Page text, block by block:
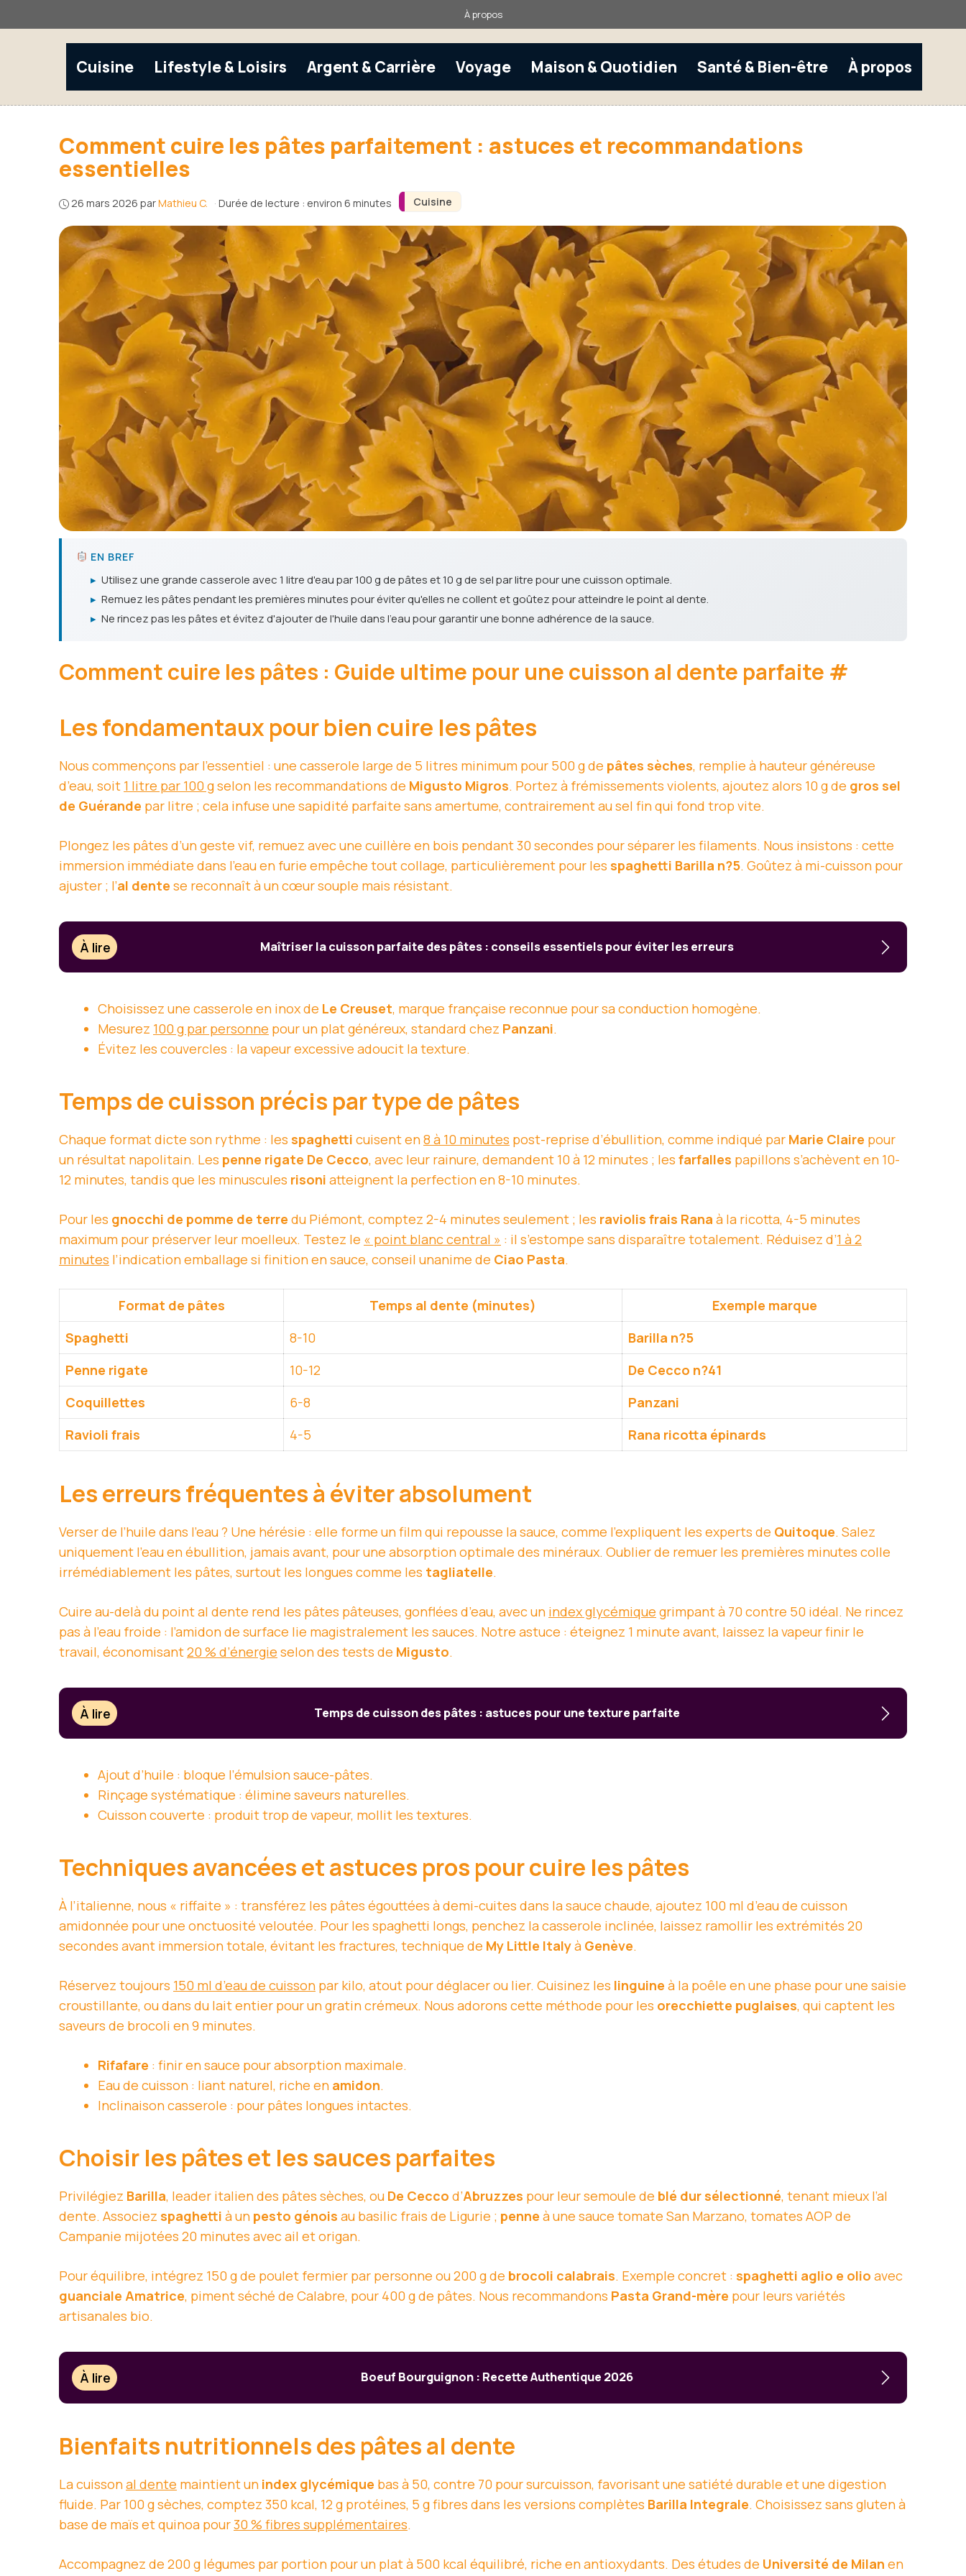
au
À propos
Cuisine Lifestyle & Loisirs Argent & Carrière Voyage Maison & Quotidien Santé & Bien-être À propos
Cuisine
Comment cuire les pâtes parfaitement : astuces et recommandations
essentielles
26 mars 2026 parMathieu C. · Durée de lecture : environ 6 minutes
EN BREF
▸ Utilisez une grande casserole avec 1 litre d'eau par 100 g de pâtes et 10 g de sel par litre pour une cuisson optimale.
▸ Remuez les pâtes pendant les premières minutes pour éviter qu'elles ne collent et goûtez pour atteindre le point al dente.
▸ Ne rincez pas les pâtes et évitez d'ajouter de l'huile dans l'eau pour garantir une bonne adhérence de la sauce.
Comment cuire les pâtes : Guide ultime pour une cuisson al dente parfaite #
Les fondamentaux pour bien cuire les pâtes
Nous commençons par l’essentiel : une casserole large de 5 litres minimum pour 500 g de pâtes sèches, remplie à hauteur généreuse
d’eau, soit 1 litre par 100 gselon les recommandations de Migusto Migros. Portez à frémissements violents, ajoutez alors 10 g de gros sel
de Guérande par litre ; cela infuse une sapidité parfaite sans amertume, contrairement au sel fin qui fond trop vite.
Plongez les pâtes d’un geste vif, remuez avec une cuillère en bois pendant 30 secondes pour séparer les filaments. Nous insistons : cette
immersion immédiate dans l’eau en furie empêche tout collage, particulièrement pour les spaghetti Barilla n?5. Goûtez à mi-cuisson pour
ajuster ; l’al dente se reconnaît à un cœur souple mais résistant.
À lire Maîtriser la cuisson parfaite des pâtes : conseils essentiels pour éviter les erreurs
Choisissez une casserole en inox de Le Creuset, marque française reconnue pour sa conduction homogène.
Mesurez 100 g par personne pour un plat généreux, standard chez Panzani.
Évitez les couvercles : la vapeur excessive adoucit la texture.
Temps de cuisson précis par type de pâtes
Chaque format dicte son rythme : les spaghetti cuisent en8 à 10 minutes post-reprise d’ébullition, comme indiqué par Marie Claire pour
un résultat napolitain. Les penne rigate De Cecco, avec leur rainure, demandent 10 à 12 minutes ; les farfalles papillons s’achèvent en 10-
12 minutes, tandis que les minuscules risoni atteignent la perfection en 8-10 minutes.
Pour les gnocchi de pomme de terre du Piémont, comptez 2-4 minutes seulement ; les raviolis frais Rana à la ricotta, 4-5 minutes
maximum pour préserver leur moelleux. Testez le « point blanc central » : il s’estompe sans disparaître totalement. Réduisez d’1 à 2
minutes l’indication emballage si finition en sauce, conseil unanime de Ciao Pasta.
Format de pâtes Temps al dente (minutes)
Exemple marque
Spaghetti
8-10
Barilla n?5
Penne rigate
10-12
De Cecco n?41
Coquillettes
6-8
Panzani
Ravioli frais
4-5 Rana ricotta épinards
Les erreurs fréquentes à éviter absolument
Verser de l’huile dans l’eau ? Une hérésie : elle forme un film qui repousse la sauce, comme l’expliquent les experts de Quitoque. Salez
uniquement l’eau en ébullition, jamais avant, pour une absorption optimale des minéraux. Oublier de remuer les premières minutes colle
irrémédiablement les pâtes, surtout les longues comme les tagliatelle.
Cuire au-delà du point al dente rend les pâtes pâteuses, gonflées d’eau, avec un index glycémique grimpant à 70 contre 50 idéal. Ne rincez
pas à l’eau froide : l’amidon de surface lie magistralement les sauces. Notre astuce : éteignez 1 minute avant, laissez la vapeur finir le
travail, économisant20 % d’énergie selon des tests de Migusto.
À lire Temps de cuisson des pâtes : astuces pour une texture parfaite
Ajout d’huile : bloque l’émulsion sauce-pâtes.
Rinçage systématique : élimine saveurs naturelles.
Cuisson couverte : produit trop de vapeur, mollit les textures.
Techniques avancées et astuces pros pour cuire les pâtes
À l’italienne, nous « riffaite » : transférez les pâtes égouttées à demi-cuites dans la sauce chaude, ajoutez 100 ml d’eau de cuisson
amidonnée pour une onctuosité veloutée. Pour les spaghetti longs, penchez la casserole inclinée, laissez ramollir les extrémités 20
secondes avant immersion totale, évitant les fractures, technique de My Little Italyà Genève.
Réservez toujours 150 ml d’eau de cuisson par kilo, atout pour déglacer ou lier. Cuisinez les linguine à la poêle en une phase pour une saisie
croustillante, ou dans du lait entier pour un gratin crémeux. Nous adorons cette méthode pour les orecchiette puglaises, qui captent les
saveurs de brocoli en 9 minutes.
Rifafare : finir en sauce pour absorption maximale.
Eau de cuisson : liant naturel, riche en amidon.
Inclinaison casserole : pour pâtes longues intactes.
Choisir les pâtes et les sauces parfaites
Privilégiez Barilla, leader italien des pâtes sèches, ou De Cecco d’Abruzzes pour leur semoule de blé dur sélectionné, tenant mieux l’al
dente. Associez spaghetti à un pesto génois au basilic frais de Ligurie ; penne à une sauce tomate San Marzano, tomates AOP de
Campanie mijotées 20 minutes avec ail et origan.
Pour équilibre, intégrez 150 g de poulet fermier par personne ou 200 g de brocoli calabrais. Exemple concret : spaghetti aglio e olio avec
guanciale Amatrice, piment séché de Calabre, pour 400 g de pâtes. Nous recommandons Pasta Grand-mère pour leurs variétés
artisanales bio.
À lire Boeuf Bourguignon : Recette Authentique 2026
Bienfaits nutritionnels des pâtes al dente
La cuissonal dente maintient un index glycémique bas à 50, contre 70 pour surcuisson, favorisant une satiété durable et une digestion
fluide. Par 100 g sèches, comptez 350 kcal, 12 g protéines, 5 g fibres dans les versions complètes Barilla Integrale. Choisissez sans gluten à
base de maïs et quinoa pour30 % fibres supplémentaires.
Accompagnez de 200 g légumes par portion pour un plat à 500 kcal équilibré, riche en antioxydants. Des études de Université de Milan en